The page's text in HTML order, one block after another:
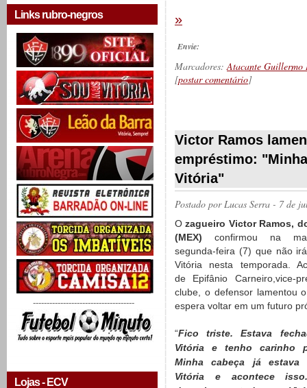
Links rubro-negros
-------------------------------------
Lojas - ECV
»
Envie:
Marcadores:Atacante Guillermo
[postar comentário]
Victor Ramos
empréstimo:
Vitória"
Postado porLucas Serra - 7 de
Ozagueiro Victor Ramos,
(MEX) confirmou na
segunda-feira (7) que não
Vitória nesta temporada.
de Epifânio Carneiro,vice-
clube, o defensor lamentou
espera voltar em um futuro
“Fico triste. Estava
Vitória e tenho carinho
Minha cabeça já estava
Vitória e acontece